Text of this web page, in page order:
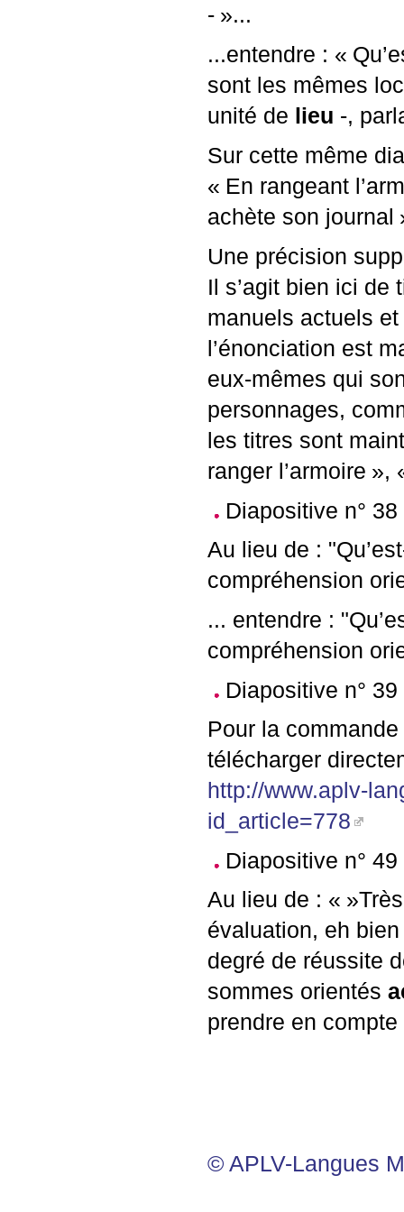
- »...
...entendre : «
sont les mêmes
unité de lieu -,
Sur cette même
« En rangeant
achète son journal
Une précision
Il s’agit bien ici de
manuels actuels
l’énonciation est
eux-mêmes qui
personnages,
les titres sont
ranger l’armoire »,
Diapositive n° 38
Au lieu de :
compréhension
... entendre :
compréhension
Diapositive n° 39
Pour la
télécharger
http://www.aplv-
id_article=778
Diapositive n° 49
Au lieu de : «
évaluation, eh
degré de réussite
sommes orientés
prendre en
© APLV-Langues